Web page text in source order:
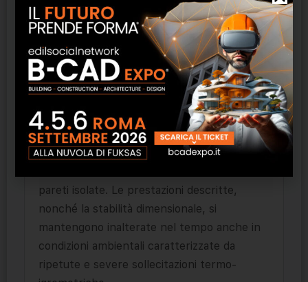
facciate rivestite contribuendo al benessere
indoor; il pannello, inoltre, grazie alla sua
elevata permeabilità al vapore, contribuisce
alla traspirabilità del sistema-parete. Infine,
essendo la lana di roccia un materiale
incombustibile in caso di esposizione diretta
alla fiamma, è ottima nei sistemi di
protezione al fuoco, prevenendo la
propagazione di fiamme e fumi e
pareti isolate. Le prestazioni descritte,
nonché la stabilità dimensionale, si
mantengono inalterate nel tempo anche in
condizioni ambientali caratterizzate da
ripetute e severe sollecitazioni termo-